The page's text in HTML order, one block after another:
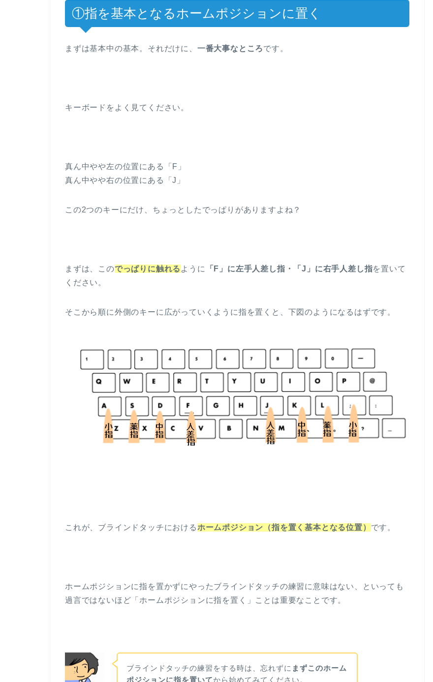
①指を基本となるホームポジションに置く
まずは基本中の基本。それだけに、 一番大事なところです。
キーボードをよく見てください。
真ん中やや左の位置にある「F」
真ん中やや右の位置にある「J」
この2つのキーにだけ、ちょっとしたでっぱりがありますよね？
まずは、このでっぱりに触れる ように 「F」に左手人差し指・「J」に右手人差し指を置いて
ください。
そこから順に外側のキーに広がっていくように指を置くと、下図のようになるはずです。
これが、ブラインドタッチにおけるホームポジション（指を置く基本となる位置） です。
ホームポジションに指を置かずにやったブラインドタッチの練習に意味はない、といっても
過言ではないほど「ホームポジションに指を置く」ことは重要なことです。
ブラインドタッチの練習をする時は、忘れずに まずこのホーム
ポジションに指を置いてから始めてみてください。